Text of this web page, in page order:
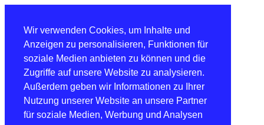
Wir verwenden Cookies, um Inhalte und
Anzeigen zu personalisieren, Funktionen für
soziale Medien anbieten zu können und die
Zugriffe auf unsere Website zu analysieren.
Außerdem geben wir Informationen zu Ihrer
Nutzung unserer Website an unsere Partner
für soziale Medien, Werbung und Analysen